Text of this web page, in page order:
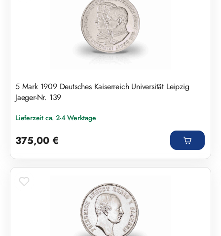
5 Mark 1909 Deutsches Kaiserreich Universität Leipzig
Jaeger-Nr. 139
Lieferzeit ca. 2-4 Werktage
375,00 €